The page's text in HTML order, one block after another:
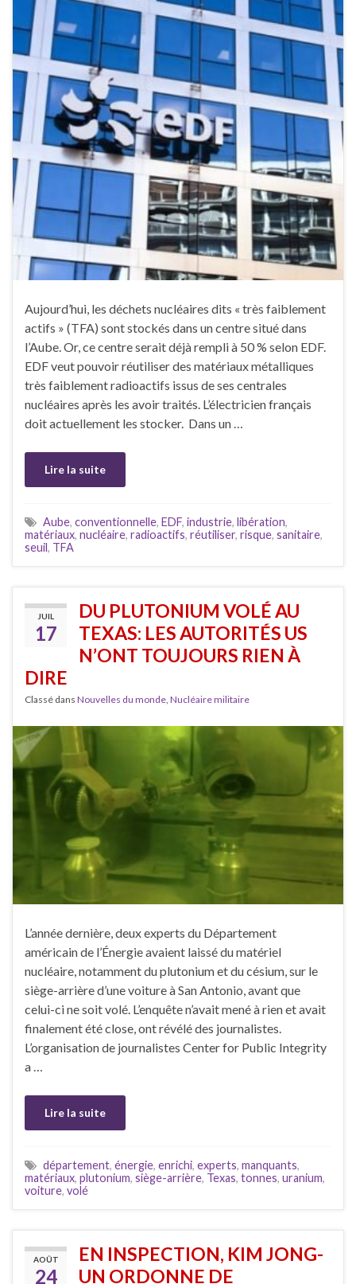
Aujourd’hui, les déchets nucléaires dits « très faiblement
actifs » (TFA) sont stockés dans un centre situé dans
l’Aube. Or, ce centre serait déjà rempli à 50 % selon EDF.
EDF veut pouvoir réutiliser des matériaux métalliques
très faiblement radioactifs issus de ses centrales
nucléaires après les avoir traités. L’électricien français
doit actuellement les stocker. Dans un …
Lire la suite
Aube, conventionnelle, EDF, industrie, libération,
matériaux, nucléaire, radioactifs, réutiliser, risque, sanitaire,
seuil, TFA
JUIL
17
DU PLUTONIUM VOLÉ AU
TEXAS: LES AUTORITÉS US
N’ONT TOUJOURS RIEN À
DIRE
Classé dans Nouvelles du monde Nucléaire militaire
L’année dernière, deux experts du Département
américain de l’Énergie avaient laissé du matériel
nucléaire, notamment du plutonium et du césium, sur le
siège-arrière d’une voiture à San Antonio, avant que
celui-ci ne soit volé. L’enquête n’avait mené à rien et avait
finalement été close, ont révélé des journalistes.
L’organisation de journalistes Center for Public Integrity
a …
Lire la suite
département, énergie, enrichi, experts, manquants,
matériaux, plutonium, siège-arrière, Texas, tonnes, uranium,
voiture, volé
AOÛT
24
EN INSPECTION, KIM JONG-
UN ORDONNE DE